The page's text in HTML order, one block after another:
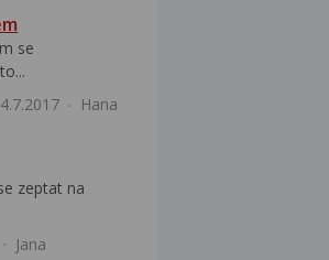
se
4.7.2017 Hana
zeptat na
Jana